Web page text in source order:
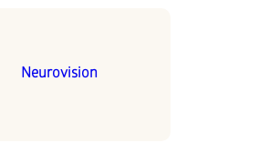
Neurovision